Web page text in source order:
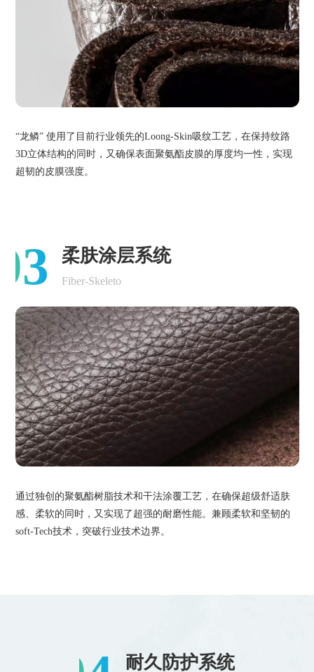
“龙鳞” 使用了目前行业领先的Loong-Skin吸纹工艺，在保持纹路
3D立体结构的同时，又确保表面聚氨酯皮膜的厚度均一性，实现
超韧的皮膜强度。
柔肤涂层系统
Fiber-Skeleto
通过独创的聚氨酯树脂技术和干法涂覆工艺，在确保超级舒适肤
感、柔软的同时，又实现了超强的耐磨性能。兼顾柔软和坚韧的
soft-Tech技术，突破行业技术边界。
耐久防护系统